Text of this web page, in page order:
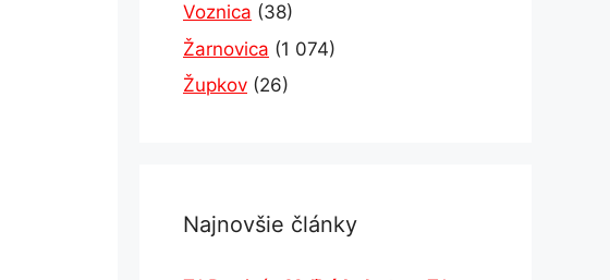
Voznica (38)
Žarnovica (1 074)
Župkov (26)
Najnovšie články